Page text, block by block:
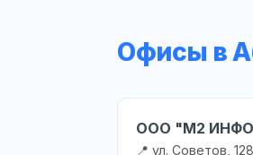
Офисы в
ООО "М2
📍 ул. Советов,